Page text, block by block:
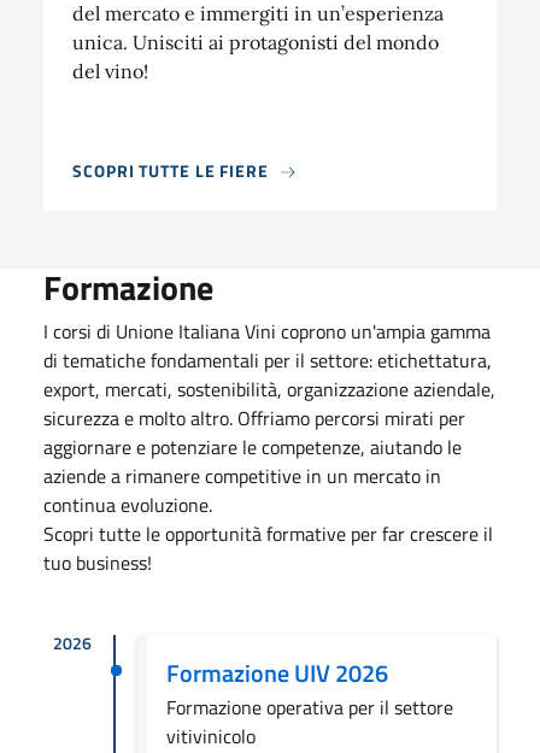
del mercato e immergiti in un’esperienza
unica. Unisciti ai protagonisti del mondo
del vino!
SCOPRI TUTTE LE FIERE
Formazione
I corsi di Unione Italiana Vini coprono un'ampia gamma
di tematiche fondamentali per il settore: etichettatura,
export, mercati, sostenibilità, organizzazione aziendale,
sicurezza e molto altro. Offriamo percorsi mirati per
aggiornare e potenziare le competenze, aiutando le
aziende a rimanere competitive in un mercato in
continua evoluzione.
Scopri tutte le opportunità formative per far crescere il
tuo business!
2026
Formazione UIV 2026
Formazione operativa per il settore
vitivinicolo